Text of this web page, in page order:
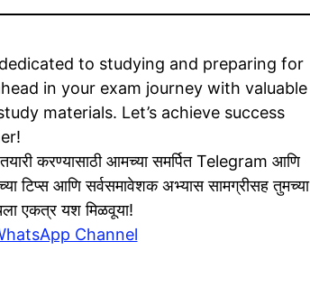
to studying and preparing for
in your exam journey with valuable
materials. Let’s achieve success
करण्यासाठी आमच्या समर्पित Telegram आणि
टिप्स आणि सर्वसमावेशक अभ्यास सामग्रीसह तुमच्या
एकत्र यश मिळवूया!
Channel